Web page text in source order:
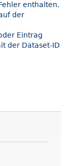
enthalten.
der
Eintrag
der Dataset-ID